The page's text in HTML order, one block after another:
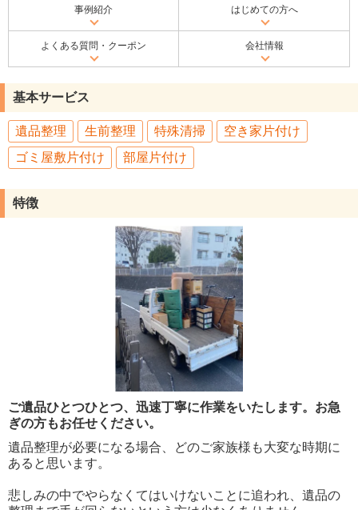
事例紹介 はじめての方へ
よくある質問・クーポン 会社情報
基本サービス
遺品整理 生前整理 特殊清掃
空き家片付け
ゴミ屋敷片付け
部屋片付け
特徴
ご遺品ひとつひとつ、迅速丁寧に作業をいたします。お急
ぎの方もお任せください。
遺品整理が必要になる場合、どのご家族様も大変な時期に
あると思います。
悲しみの中でやらなくてはいけないことに追われ、遺品の